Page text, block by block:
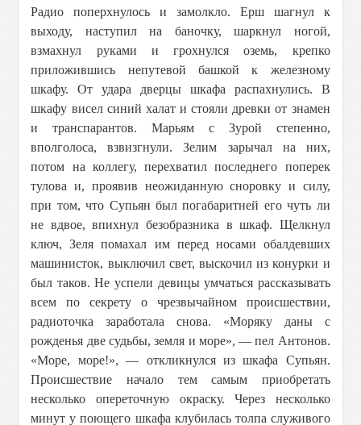
Радио поперхнулось и замолкло. Ерш шагнул к
выходу, наступил на баночку, шаркнул ногой,
взмахнул руками и грохнулся оземь, крепко
приложившись непутевой башкой к железному
шкафу. От удара дверцы шкафа распахнулись. В
шкафу висел синий халат и стояли древки от знамен
и транспарантов. Марьям с Зурой степенно,
вполголоса, взвизгнули. Зелим зарычал на них,
потом на коллегу, перехватил последнего поперек
тулова и, проявив неожиданную сноровку и силу,
при том, что Супьян был погабаритней его чуть ли
не вдвое, впихнул безобразника в шкаф. Щелкнул
ключ, Зеля помахал им перед носами обалдевших
машинисток, выключил свет, выскочил из конурки и
был таков. Не успели девицы умчаться рассказывать
всем по секрету о чрезвычайном происшествии,
радиоточка заработала снова. «Моряку даны с
рожденья две судьбы, земля и море», — пел Антонов.
«Море, море!», — откликнулся из шкафа Супьян.
Происшествие начало тем самым приобретать
несколько опереточную окраску. Через несколько
минут у поющего шкафа клубилась толпа служивого